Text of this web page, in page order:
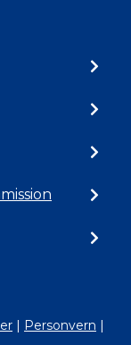
| Personvern |